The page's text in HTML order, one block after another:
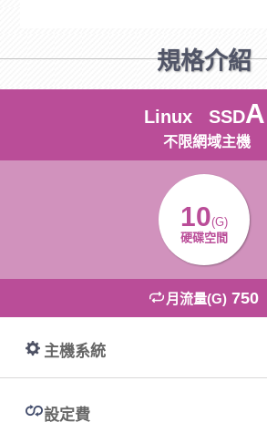
規格介紹
Linux SSDA
不限網域主機
10(G)
硬碟空間
月流量(G) 750
主機系統
設定費